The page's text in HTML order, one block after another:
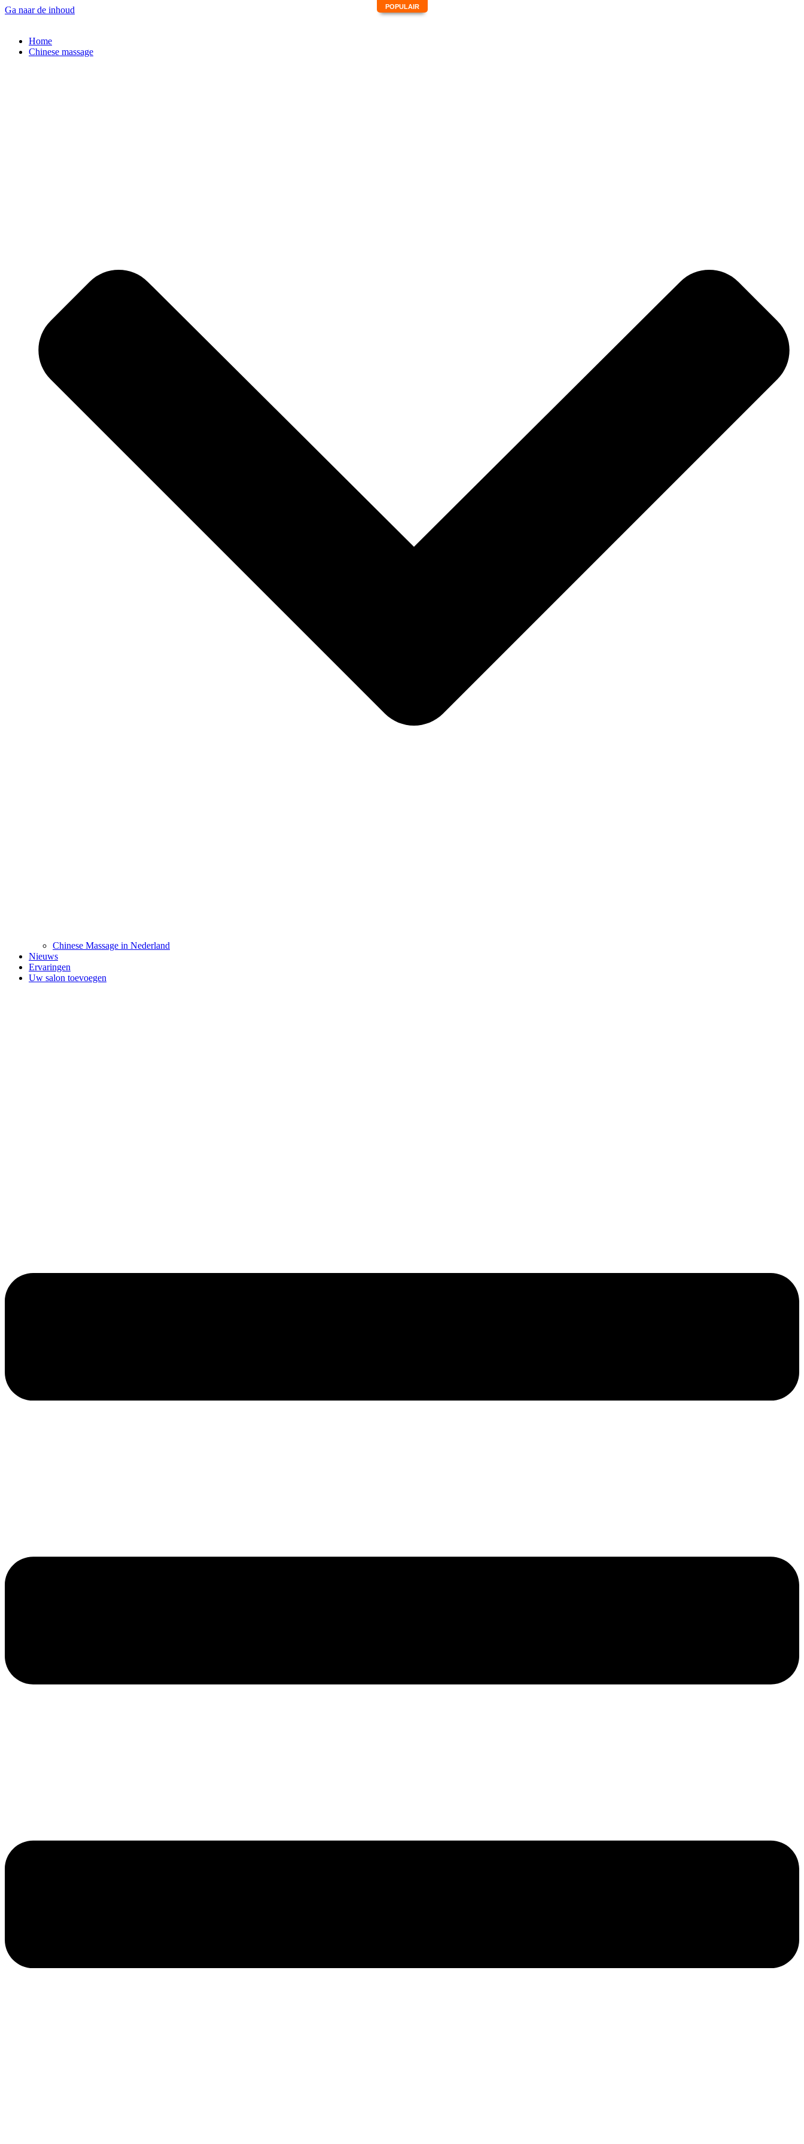
Ga naar de inhoud
Home
Chinese massage
Chinese Massage in Nederland
Nieuws
Ervaringen
Uw salon toevoegen
POPULAIR